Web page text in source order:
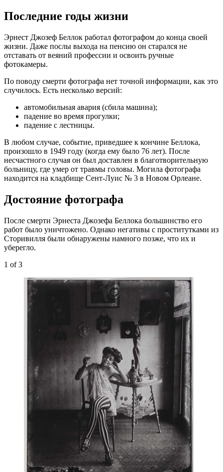
Последние годы жизни
Эрнест Джозеф Беллок работал фотографом до конца своей
жизни. Даже послы выхода на пенсию он старался не
отставать от веяний профессии и освоить ручные
фотокамеры.
По поводу смерти фотографа нет точной информации, как это
случилось. Есть несколько версий:
автомобильная авария (сбила машина);
падение во время прогулки;
падение с лестницы.
В любом случае, событие, приведшее к кончине Беллока,
произошло в 1949 году (когда ему было 76 лет). После
несчастного случая он был доставлен в благотворительную
больницу, где умер от травмы головы. Могила фотографа
находится на кладбище Сент-Луис № 3 в Новом Орлеане.
Достояние фотографа
После смерти Эрнеста Джозефа Беллока большинство его
работ было уничтожено. Однако негативы с проститутками из
Сторивилля были обнаружены намного позже, что их и
уберегло.
1 of 3